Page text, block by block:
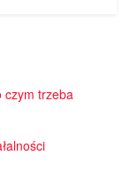
czym trzeba